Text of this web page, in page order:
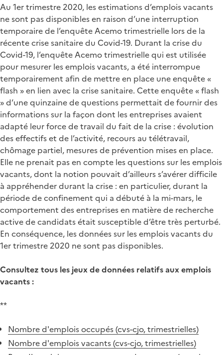
Au 1er trimestre 2020, les estimations d’emplois vacants
ne sont pas disponibles en raison d’une interruption
temporaire de l’enquête Acemo trimestrielle lors de la
récente crise sanitaire du Covid-19. Durant la crise du
Covid-19, l’enquête Acemo trimestrielle qui est utilisée
pour mesurer les emplois vacants, a été interrompue
temporairement afin de mettre en place une enquête «
flash » en lien avec la crise sanitaire. Cette enquête « flash
» d’une quinzaine de questions permettait de fournir des
informations sur la façon dont les entreprises avaient
adapté leur force de travail du fait de la crise : évolution
des effectifs et de l’activité, recours au télétravail,
chômage partiel, mesures de prévention mises en place.
Elle ne prenait pas en compte les questions sur les emplois
vacants, dont la notion pouvait d’ailleurs s’avérer difficile
à appréhender durant la crise : en particulier, durant la
période de confinement qui a débuté à la mi-mars, le
comportement des entreprises en matière de recherche
active de candidats était susceptible d’être très perturbé.
En conséquence, les données sur les emplois vacants du
1er trimestre 2020 ne sont pas disponibles.
Consultez tous les jeux de données relatifs aux emplois
vacants :
**
Nombre d'emplois occupés (cvs-cjo, trimestrielles)
Nombre d'emplois vacants (cvs-cjo, trimestrielles)